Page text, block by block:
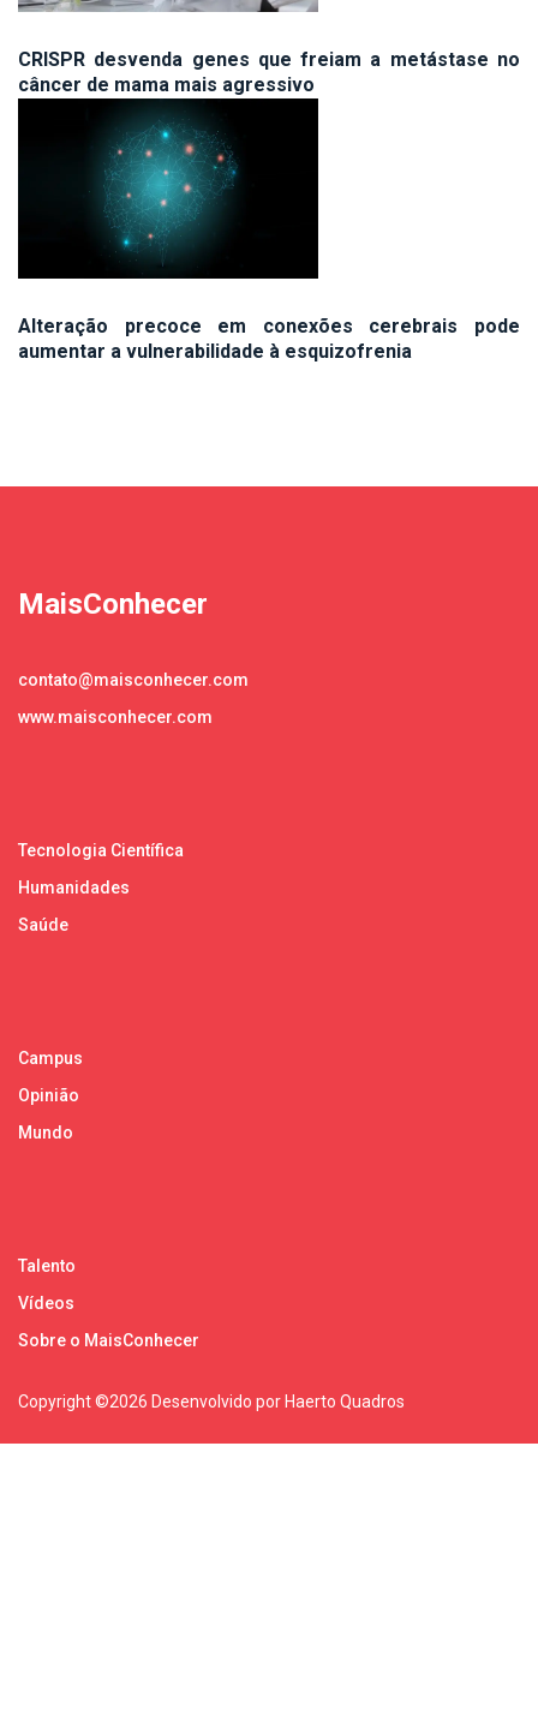
CRISPR desvenda genes que freiam a metástase no
câncer de mama mais agressivo
Alteração precoce em conexões cerebrais pode
aumentar a vulnerabilidade à esquizofrenia
MaisConhecer
contato@maisconhecer.com
www.maisconhecer.com
Tecnologia Científica
Humanidades
Saúde
Campus
Opinião
Mundo
Talento
Vídeos
Sobre o MaisConhecer
Copyright ©2026 Desenvolvido por Haerto Quadros